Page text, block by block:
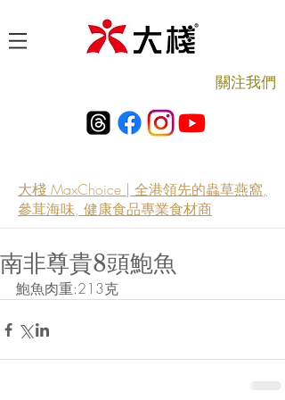
​關注我們
大棧 MaxChoice | 全港領先的蟲草燕窩,
參茸海味, 健康食品專業食材商
南非尊貴8頭鮑魚
鮑魚肉重:213克